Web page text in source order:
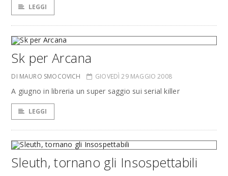
LEGGI
Sk per Arcana
DI MAURO SMOCOVICH GIOVEDÌ 29 MAGGIO 2008
A giugno in libreria un super saggio sui serial killer
LEGGI
Sleuth, tornano gli Insospettabili